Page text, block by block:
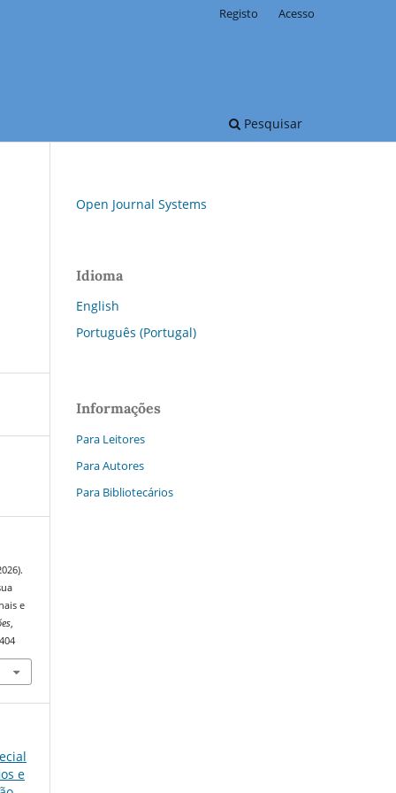
Pesquisar
Registo Acesso
e
,
e
Open Journal Systems
Idioma
English
Português (Portugal)
Informações
Para Leitores
Para Autores
Para Bibliotecários